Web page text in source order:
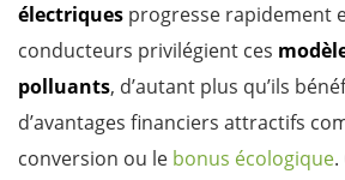
électriques progresse rapidement
conducteurs privilégient ces
polluants, d’autant plus qu’ils
d’avantages financiers attractifs
conversion ou le bonus écologique